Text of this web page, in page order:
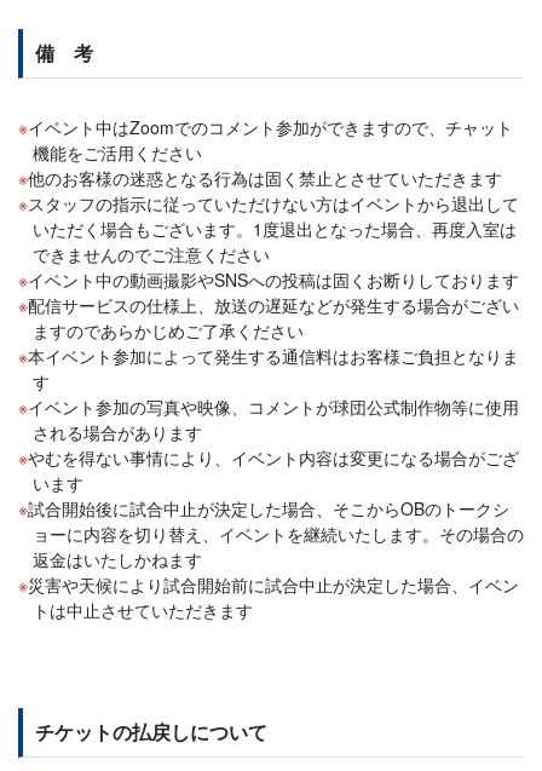
備 考
イベント中はZoomでのコメント参加ができますので、チャット
機能をご活用ください
他のお客様の迷惑となる行為は固く禁止とさせていただきます
スタッフの指示に従っていただけない方はイベントから退出して
いただく場合もございます。1度退出となった場合、再度入室は
できませんのでご注意ください
イベント中の動画撮影やSNSへの投稿は固くお断りしております
配信サービスの仕様上、放送の遅延などが発生する場合がござい
ますのであらかじめご了承ください
本イベント参加によって発生する通信料はお客様ご負担となりま
す
イベント参加の写真や映像、コメントが球団公式制作物等に使用
される場合があります
やむを得ない事情により、イベント内容は変更になる場合がござ
います
試合開始後に試合中止が決定した場合、そこからOBのトークシ
ョーに内容を切り替え、イベントを継続いたします。その場合の
返金はいたしかねます
災害や天候により試合開始前に試合中止が決定した場合、イベン
トは中止させていただきます
チケットの払戻しについて